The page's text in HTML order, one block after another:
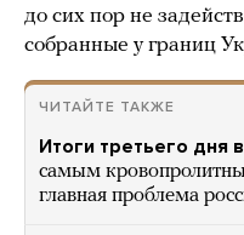
до сих пор не
собранные у границ
ЧИТАЙТЕ ТАКЖЕ
Итоги третьего дня
самым
главная проблема